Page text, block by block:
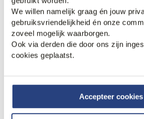
We willen namelijk graag én jouw
gebruiksvriendelijkheid én onze
zoveel mogelijk waarborgen.
Ook via derden die door ons zijn
cookies geplaatst.
Accepteer cookies